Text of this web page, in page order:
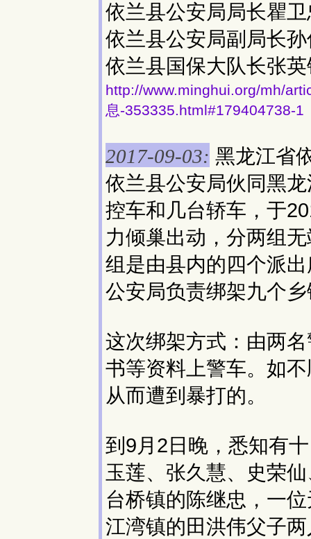
依兰县公安局局长瞿
依兰县公安局副局长
依兰县国保大队长张
http://www.minghui.org/mh/
息-353335.html#179404738-1
2017-09-03: 黑龙江省
依兰县公安局伙同黑
控车和几台轿车，于
力倾巢出动，分两组
组是由县内的四个派
公安局负责绑架九个
这次绑架方式：由两
书等资料上警车。如
从而遭到暴打的。
到9月2日晚，悉知有
玉莲、张久慧、史荣
台桥镇的陈继忠，一
江湾镇的田洪伟父子